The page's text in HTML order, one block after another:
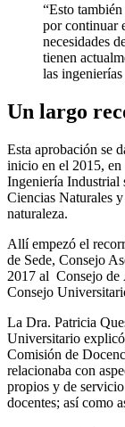
“Esto
por continuar
necesidades
tienen
las
Un largo
Esta aprobación se
inicio en el 2015, en
Ingeniería Industrial
Ciencias Naturales
naturaleza.
Allí empezó el
de Sede, Consejo
2017 al Consejo de
Consejo
La Dra. Patricia
Universitario
Comisión de
relacionaba con
propios y de
docentes; así como